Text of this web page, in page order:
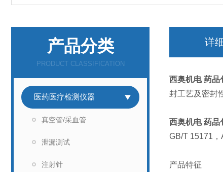
产品分类
PRODUCT CLASSIFICATION
医药医疗检测仪器
真空管/采血管
泄漏测试
注射针
详
西奥机电药品
封工艺及密封
西奥机电药品
GB/T 15171
产品特征